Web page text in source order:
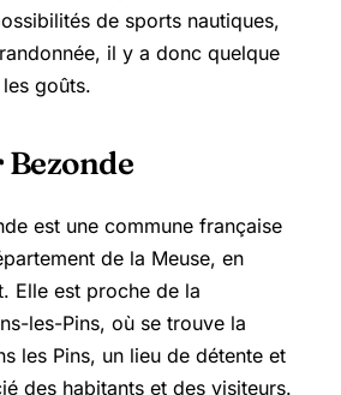
de sports nautiques,
il y a donc quelque
goûts.
est une commune française
de la Meuse, en
Elle est proche de la
les-Pins, où se trouve la
les Pins, un lieu de détente et
des habitants et des visiteurs.